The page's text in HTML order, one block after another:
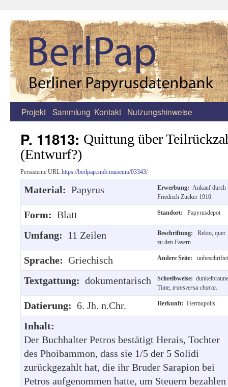
Zum
springen
Projekt Sammlung Kontakt Nutzungshinweise
P. 11813: Quittung über
(Entwurf?)
Persistente URL https://berlpap.smb.museum/03343/
Material: Papyrus Erwerbung: Ankauf durch
Friedrich Zucker 1910.
Form: Blatt Standort: Papyrusdepot
Umfang: 11 Zeilen Beschriftung:
Rekto, quer
zu den Fasern
Sprache: Griechisch Andere Seite: unbeschriftet
Textgattung: dokumentarisch Schreibweise: dunkelbraune
Tinte, transversa charta
Datierung: 6. Jh. n.Chr. Herkunft: Hermupolis
Inhalt:
Der Buchhalter Petros bestätigt Herais, Tochter
des Phoibammon, dass sie 1/5 der 5 Solidi
zurückgezahlt hat, die ihr Bruder Sarapion bei
Petros aufgenommen hatte, um Steuern bezahlen